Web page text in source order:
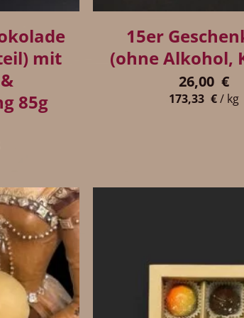
mit
85g
15er
(ohne Alkohol,
26,00 €
173,33 €/ kg